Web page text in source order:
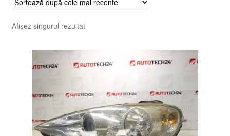
Despre noi
Finalizare comandă
Livrare în toată lumea
Plângere
Afișez singurul rezultat